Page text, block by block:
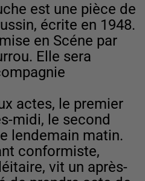
est une pièce de
écrite en 1948.
en Scéne par
Elle sera
actes, le premier
midi, le second
lendemain matin.
conformiste,
vit un après-